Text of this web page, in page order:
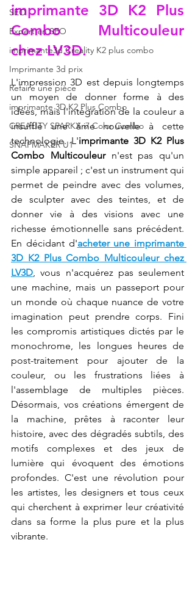
SEO
Expert en SEO
imprimante3d Creality K2 plus combo
Imprimante 3d prix
Refaire une pièce
imprimante 3D K2 Plus Combo
CREALITY SPARKX i7 Color Combo
SNAPMAKER U1
imprimante 3D K2 Plus
Combo Multicouleur
chez LV3D.
L'impression 3D est depuis longtemps
un moyen de donner forme à des
idées, mais l'intégration de la couleur a
insufflé une âme nouvelle à cette
technologie. L'imprimante 3D K2 Plus
Combo Multicouleur n'est pas qu'un
simple appareil ; c'est un instrument qui
permet de peindre avec des volumes,
de sculpter avec des teintes, et de
donner vie à des visions avec une
richesse émotionnelle sans précédent.
En décidant d'acheter une imprimante
3D K2 Plus Combo Multicouleur chez
LV3D, vous n'acquérez pas seulement
une machine, mais un passeport pour
un monde où chaque nuance de votre
imagination peut prendre corps. Fini
les compromis artistiques dictés par le
monochrome, les longues heures de
post-traitement pour ajouter de la
couleur, ou les frustrations liées à
l'assemblage de multiples pièces.
Désormais, vos créations émergent de
la machine, prêtes à raconter leur
histoire, avec des dégradés subtils, des
motifs complexes et des jeux de
lumière qui évoquent des émotions
profondes. C'est une révolution pour
les artistes, les designers et tous ceux
qui cherchent à exprimer leur créativité
dans sa forme la plus pure et la plus
vibrante.